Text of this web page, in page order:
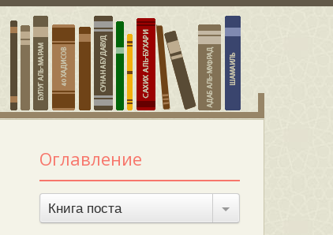
Оглавление
Книга поста